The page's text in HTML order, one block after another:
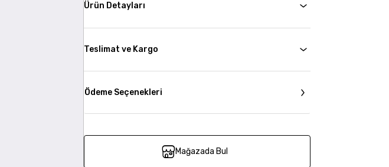
Ürün Detayları
Teslimat ve Kargo
Ödeme Seçenekleri
Mağazada Bul